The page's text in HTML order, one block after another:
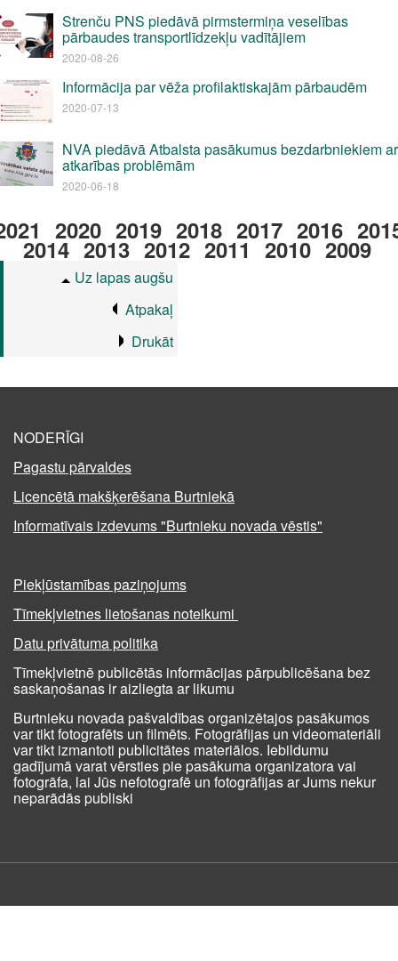
Strenču PNS piedāvā pirmstermiņa veselības
pārbaudes transportlīdzekļu vadītājiem
2020-08-26
Informācija par vēža profilaktiskajām pārbaudēm
2020-07-13
NVA piedāvā Atbalsta pasākumus bezdarbniekiem ar
atkarības problēmām
2020-06-18
2020 2019 2018 2017 2016
2014 2013 2012 2011 2010 2009
Uz lapas augšu
Atpakaļ
Drukāt
NODERĪGI
Pagastu pārvaldes
Licencētā makšķerēšana Burtniekā
Informatīvais izdevums "Burtnieku novada vēstis"
Piekļūstamības paziņojums
Tīmekļvietnes lietošanas noteikumi
Datu privātuma politika
Tīmekļvietnē publicētās informācijas pārpublicēšana bez
saskaņošanas ir aizliegta ar likumu
Burtnieku novada pašvaldības organizētajos pasākumos
var tikt fotografēts un filmēts. Fotogrāfijas un videomateriāli
var tikt izmantoti publicitātes materiālos. Iebildumu
gadījumā varat vērsties pie pasākuma organizatora vai
fotogrāfa, lai Jūs nefotografē un fotogrāfijas ar Jums nekur
neparādās publiski